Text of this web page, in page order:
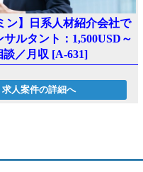
ン】日系人材紹介会社で
ルタント：1,500USD～
談／月収 [A-631]
求人案件の詳細へ